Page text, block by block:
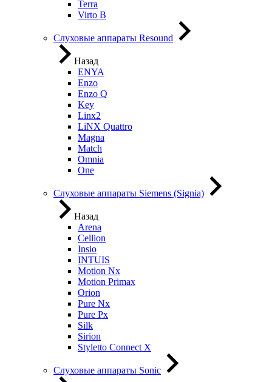
Terra
Virto B
Слуховые аппараты Resound
Назад
ENYA
Enzo
Enzo Q
Key
Linx2
LiNX Quattro
Magna
Match
Omnia
One
Слуховые аппараты Siemens (Signia)
Назад
Arena
Cellion
Insio
INTUIS
Motion Nx
Motion Primax
Orion
Pure Nx
Pure Px
Silk
Sirion
Styletto Connect X
Слуховые аппараты Sonic